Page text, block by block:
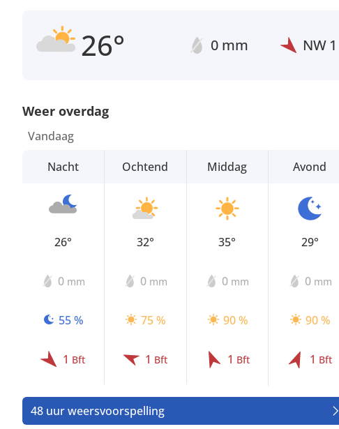
26° 0 mm NW 1
Weer overdag
Vandaag
Nacht
26°
0 mm
55 %
1 Bft
Ochtend
32°
0 mm
75 %
1 Bft
Middag
35°
0 mm
90 %
1 Bft
Avond
29°
0 mm
90 %
1 Bft
48 uur weersvoorspelling